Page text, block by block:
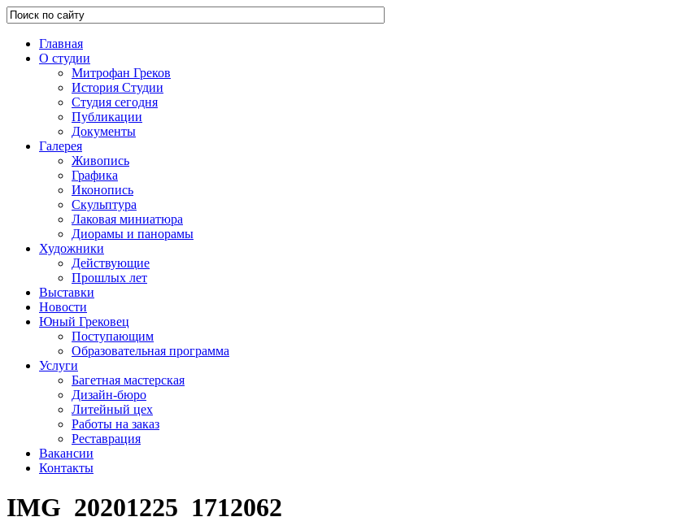
Главная
О студии
Митрофан Греков
История Студии
Студия сегодня
Публикации
Документы
Галерея
Живопись
Графика
Иконопись
Скульптура
Лаковая миниатюра
Диорамы и панорамы
Художники
Действующие
Прошлых лет
Выставки
Новости
Юный Грековец
Поступающим
Образовательная программа
Услуги
Багетная мастерская
Дизайн-бюро
Литейный цех
Работы на заказ
Реставрация
Вакансии
Контакты
IMG_20201225_1712062